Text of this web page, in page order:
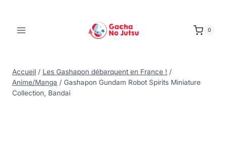
0
Accueil / Les Gashapon débarquent en France ! /
Anime/Manga / Gashapon Gundam Robot Spirits Miniature
Collection, Bandai